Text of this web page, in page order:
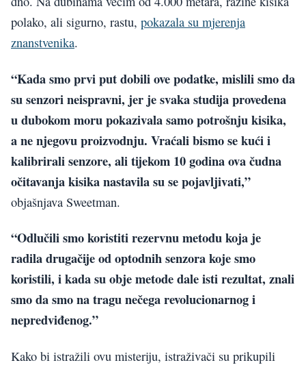
polako, ali sigurno, rastu, pokazala su mjerenja
znanstvenika.
“Kada smo prvi put dobili ove podatke, mislili smo da
su senzori neispravni, jer je svaka studija provedena
u dubokom moru pokazivala samo potrošnju kisika,
a ne njegovu proizvodnju. Vraćali bismo se kući i
kalibrirali senzore, ali tijekom 10 godina ova čudna
očitavanja kisika nastavila su se pojavljivati,”
objašnjava Sweetman.
“Odlučili smo koristiti rezervnu metodu koja je
radila drugačije od optodnih senzora koje smo
koristili, i kada su obje metode dale isti rezultat, znali
smo da smo na tragu nečega revolucionarnog i
nepredviđenog.”
Kako bi istražili ovu misteriju, istraživači su prikupili